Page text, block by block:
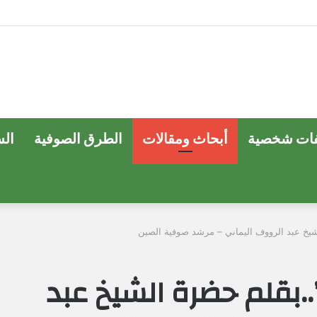
شخصية أبحاث ومقالات الطرق الصوفية
عبد الرووف اليماني – مرشد صوفية الصين
حضرة الشيخ عبد